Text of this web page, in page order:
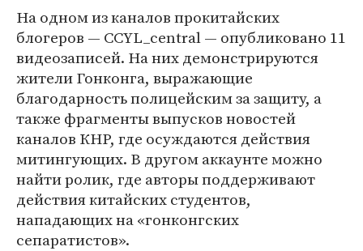
На одном из каналов прокитайских
блогеров — CCYL_central — опубликовано 11
видеозаписей. На них демонстрируются
жители Гонконга, выражающие
благодарность полицейским за защиту, а
также фрагменты выпусков новостей
каналов КНР, где осуждаются действия
митингующих. В другом аккаунте можно
найти ролик, где авторы поддерживают
действия китайских студентов,
нападающих на «гонконгских
сепаратистов».